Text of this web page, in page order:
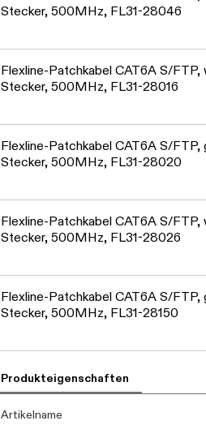
Stecker, 500MHz, FL31-28046
Flexline-Patchkabel CAT6A S/
Stecker, 500MHz, FL31-28016
Flexline-Patchkabel CAT6A S/FTP,
Stecker, 500MHz, FL31-28020
Flexline-Patchkabel CAT6A S/FTP,
Stecker, 500MHz, FL31-28026
Flexline-Patchkabel CAT6A S/FTP,
Stecker, 500MHz, FL31-28150
Produkteigenschaften
Artikelname